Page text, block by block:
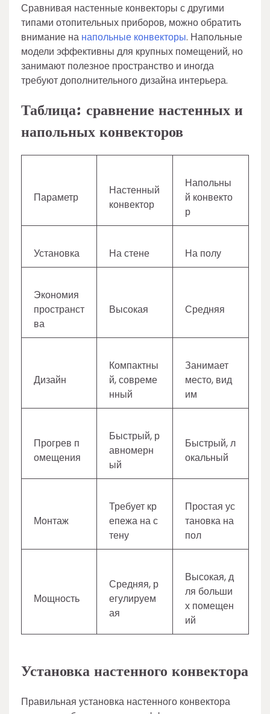
Сравнивая настенные конвекторы с другими
типами отопительных приборов, можно обратить
внимание на напольные конвекторы. Напольные
модели эффективны для крупных помещений, но
занимают полезное пространство и иногда
требуют дополнительного дизайна интерьера.
Таблица: сравнение настенных и
напольных конвекторов
Параметр
Настенный
конвектор
Напольны
й конвекто
р
Установка На стене На полу
Экономия
пространст
ва
Высокая Средняя
Дизайн
Компактны
й, совреме
нный
Занимает
место, вид
им
Прогрев п
омещения
Быстрый, р
авномерн
ый
Быстрый, л
окальный
Монтаж
Требует кр
епежа на с
тену
Простая ус
тановка на
пол
Мощность
Средняя, р
егулируем
ая
Высокая, д
ля больши
х помещен
ий
Установка настенного конвектора
Правильная установка настенного конвектора